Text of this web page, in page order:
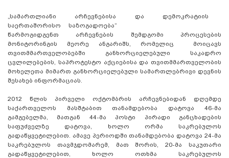
„სამართლიანი არჩევნებისა და დემოკრატიის
საერთაშორისო საზოგადოება“
წარმოგიდგენთ არჩევნების შემდგომი პროცესების
მონიტორინგის მეორე ანგარიშს, რომელიც მოიცავს
თვითმმართველობებში განხორციელებული საკადრო
ცვლილებების, საპროტესტო აქციებისა და თვითმმართველობის
მოხელეთა მიმართ განხორციელებული სამართლებრივი დევნის
შესახებ ინფორმაციას.
2012 წლის პირველი ოქტომბრის არჩევნებიდან დღემდე
საქართველოს მასშტაბით თანამდებობა დატოვა 46-მა
გამგებელმა, მათგან 44-მა პოსტი პირადი განცხადების
საფუძველზე დატოვა, ხოლო ორმა საკრებულოს
გადაწყვეტილებით. ამავე პერიოდში თანამდებობა დატოვა 24-მა
საკრებულოს თავმჯდომარემ, მათ შორის, 20-მა საკუთარი
გადაწყვეტილებით, ხოლო ოთხმა საკრებულოს